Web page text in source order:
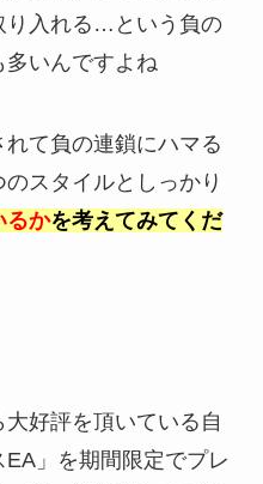
り入れる…という負の
いんですよね
れて負の連鎖にハマる
スタイルとしっかり
るかを考えてみてくだ
好評を頂いている自
」を期間限定でプレ